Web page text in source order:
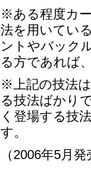
※ある程度カ
法を用いてい
ントやバック
る方であれば
※上記の技法
る技法ばかり
く登場する技
す。
（2006年5月発